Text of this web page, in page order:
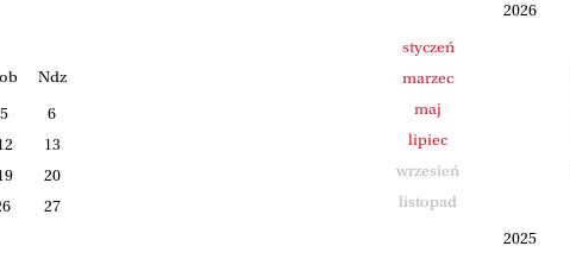
Ndz
5
6
13
20
27
2026
styczeń
marzec
maj
lipiec
wrzesień
listopad
2025